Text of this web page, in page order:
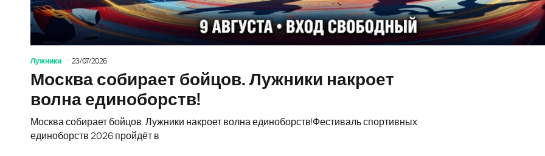
Лужники 23/07/2026
Москва собирает бойцов. Лужники накроет
волна единоборств!
Москва собирает бойцов. Лужники накроет волна единоборств!Фестиваль спортивных
единоборств 2026 пройдёт в